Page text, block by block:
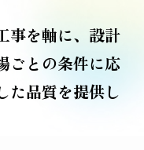
事を軸に、設計
ごとの条件に応
た品質を提供し